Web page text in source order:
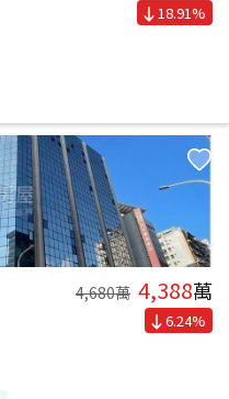
18.91%
4,680萬 4,388萬
6.24%